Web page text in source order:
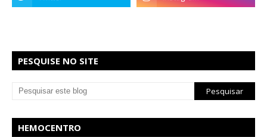
PESQUISE NO SITE
HEMOCENTRO